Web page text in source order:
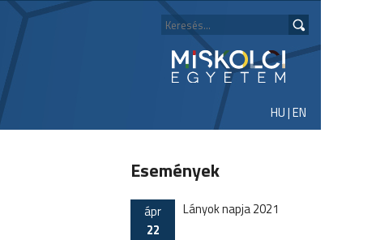
HU|EN
Események
ápr
22
Lányok napja 2021